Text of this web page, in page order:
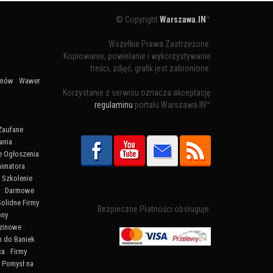
: Wawer
:
Ogłoszenia
:
Szkolenie
: Darmowe
Firmy
:
do Baniek :
: Firmy :
Pomysł na
© CopyrightWarszawa.IN ™
Wszelkie Prawa Zastrzeżone.
Kopiowanie, powielanie i wykorzystywanie
treści, zdjęć, grafik jest zabronione.
Korzystanie z serwisu oznacza akceptację
regulaminu portalu Warszawa.IN™
Bezpieczne Płatności obsługuje: